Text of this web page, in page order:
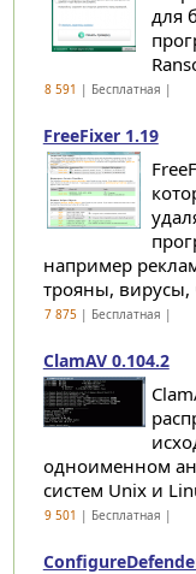
для
8 591 | Бесплатная |
FreeFixer 1.19
например
трояны, вирусы,
7 875| Бесплатная |
ClamAV 0.104.2
одноименном
систем Unix и
9 501 | Бесплатная |